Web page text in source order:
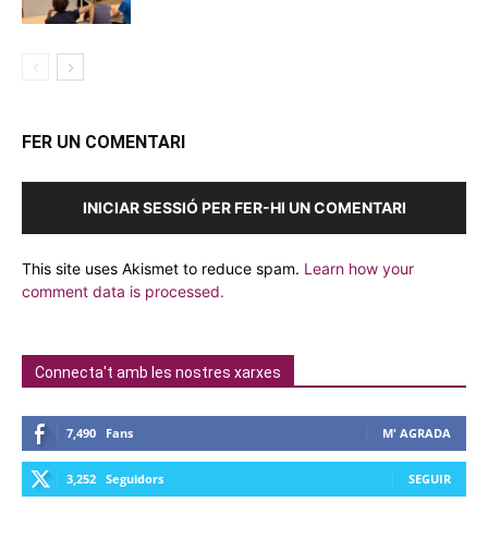
FER UN COMENTARI
INICIAR SESSIÓ PER FER-HI UN COMENTARI
This site uses Akismet to reduce spam. Learn how your
comment data is processed.
Connecta't amb les nostres xarxes
7,490 Fans M' AGRADA
3,252 Seguidors SEGUIR